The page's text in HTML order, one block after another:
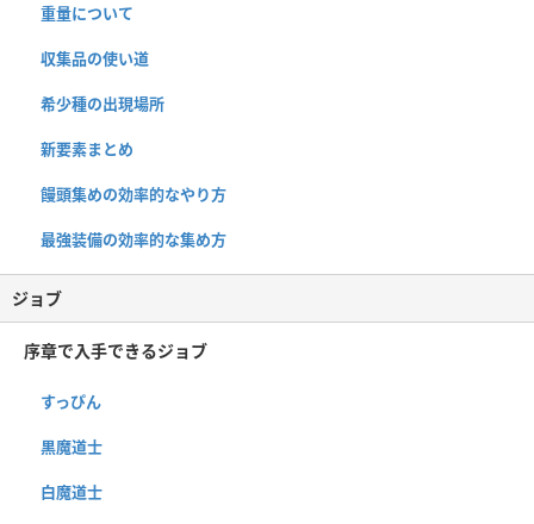
重量について
収集品の使い道
希少種の出現場所
新要素まとめ
饅頭集めの効率的なやり方
最強装備の効率的な集め方
ジョブ
序章で入手できるジョブ
すっぴん
黒魔道士
白魔道士